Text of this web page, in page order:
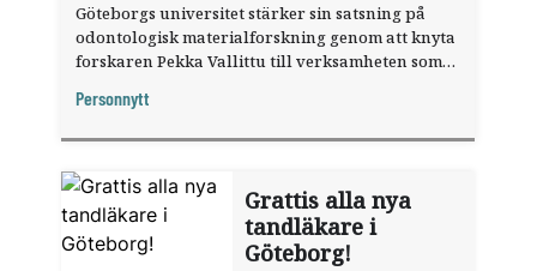
Göteborgs universitet stärker sin satsning på
odontologisk materialforskning genom att knyta
forskaren Pekka Vallittu till verksamheten som
Personnytt
Grattis alla nya
tandläkare i
Göteborg!